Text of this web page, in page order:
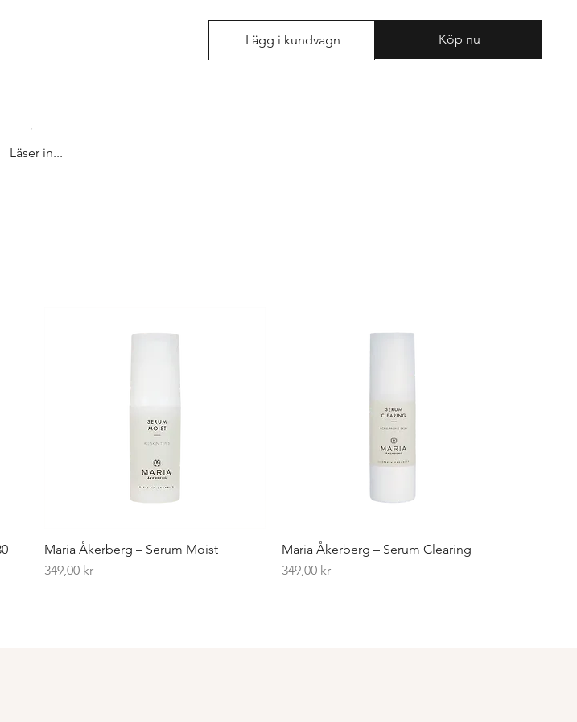
Lägg i kundvagn Köp nu
Läser in...
Maria Åkerberg – Serum Moist
Pris
349,00 kr
Maria Åkerberg – Serum Clearing
Pris
349,00 kr